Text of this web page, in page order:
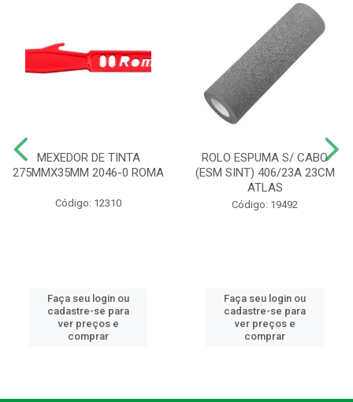
MEXEDOR DE TINTA
275MMX35MM 2046-0 ROMA
Código: 12310
Faça seu login ou
cadastre-se para
ver preços e
comprar
ROLO ESPUMA S/ CABO
(ESM SINT) 406/23A 23CM
ATLAS
Código: 19492
Faça seu login ou
cadastre-se para
ver preços e
comprar